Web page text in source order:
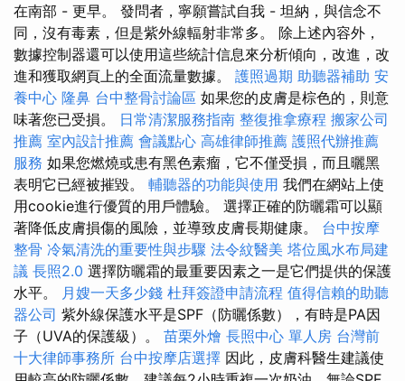
在南部 - 更早。 發問者，寧願嘗試自我 - 坦納，與信念不
同，沒有毒素，但是紫外線輻射非常多。 除上述內容外，
數據控制器還可以使用這些統計信息來分析傾向，改進，改
進和獲取網頁上的全面流量數據。 護照過期 助聽器補助 安
養中心 隆鼻 台中整骨討論區 如果您的皮膚是棕色的，則意
味著您已受損。 日常清潔服務指南 整復推拿療程 搬家公司
推薦 室內設計推薦 會議點心 高雄律師推薦 護照代辦推薦
服務 如果您燃燒或患有黑色素瘤，它不僅受損，而且曬黑
表明它已經被摧毀。 輔聽器的功能與使用 我們在網站上使
用cookie進行優質的用戶體驗。 選擇正確的防曬霜可以顯
著降低皮膚損傷的風險，並導致皮膚長期健康。 台中按摩
整骨 冷氣清洗的重要性與步驟 法令紋醫美 塔位風水布局建
議 長照2.0 選擇防曬霜的最重要因素之一是它們提供的保護
水平。
月嫂一天多少錢 杜拜簽證申請流程 值得信賴的助聽
器公司 紫外線保護水平是SPF（防曬係數），有時是PA因
子（UVA的保護級）。 苗栗外燴 長照中心 單人房 台灣前
十大律師事務所 台中按摩店選擇 因此，皮膚科醫生建議使